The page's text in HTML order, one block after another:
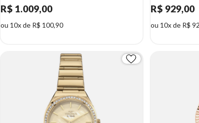
R$ 1.009,00
ou 10x de R$ 100,90
R$ 929,00
ou 10x de R$